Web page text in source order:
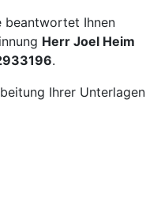
beantwortet Ihnen
Herr Joel Heim
.
Ihrer Unterlagen